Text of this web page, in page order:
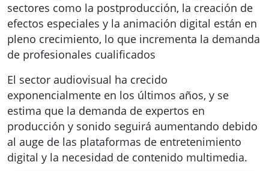
sectores como la postproducción, la creación de
efectos especiales y la animación digital están en
pleno crecimiento, lo que incrementa la demanda
de profesionales cualificados
El sector audiovisual ha crecido
exponencialmente en los últimos años, y se
estima que la demanda de expertos en
producción y sonido seguirá aumentando debido
al auge de las plataformas de entretenimiento
digital y la necesidad de contenido multimedia​.